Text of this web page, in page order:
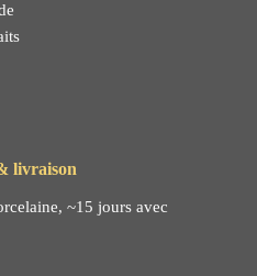
livraison
~15 jours avec